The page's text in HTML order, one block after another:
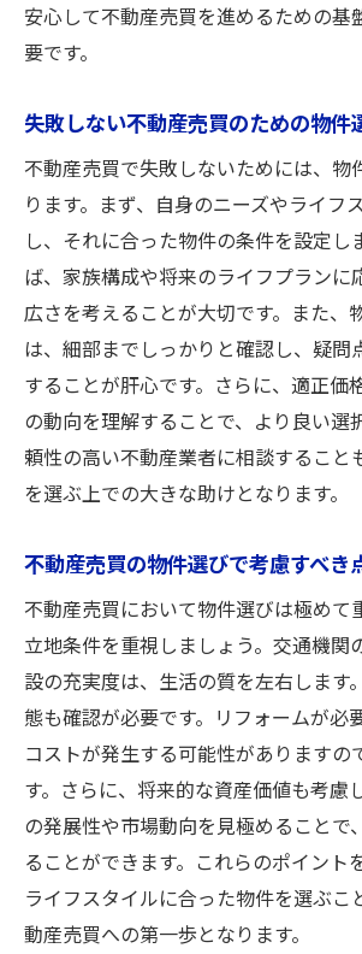
安心して不動産売買を進めるための基
要です。
失敗しない不動産売買のための物件
不動産売買で失敗しないためには、物
ります。まず、自身のニーズやライフ
し、それに合った物件の条件を設定し
ば、家族構成や将来のライフプランに
広さを考えることが大切です。また、
は、細部までしっかりと確認し、疑問
することが肝心です。さらに、適正価
の動向を理解することで、より良い選
頼性の高い不動産業者に相談すること
を選ぶ上での大きな助けとなります。
不動産売買の物件選びで考慮すべき
不動産売買において物件選びは極めて
立地条件を重視しましょう。交通機関
設の充実度は、生活の質を左右します
態も確認が必要です。リフォームが必
コストが発生する可能性がありますの
す。さらに、将来的な資産価値も考慮
の発展性や市場動向を見極めることで
ることができます。これらのポイント
ライフスタイルに合った物件を選ぶこ
動産売買への第一歩となります。